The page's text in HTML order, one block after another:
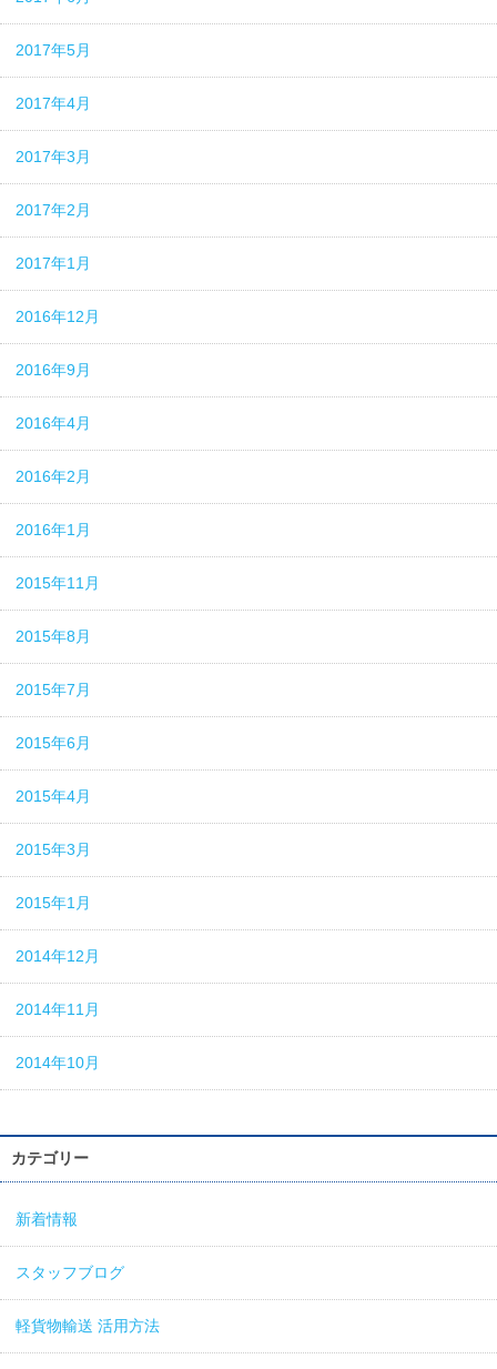
2017年5月
2017年4月
2017年3月
2017年2月
2017年1月
2016年12月
2016年9月
2016年4月
2016年2月
2016年1月
2015年11月
2015年8月
2015年7月
2015年6月
2015年4月
2015年3月
2015年1月
2014年12月
2014年11月
2014年10月
カテゴリー
新着情報
スタッフブログ
軽貨物輸送 活用方法